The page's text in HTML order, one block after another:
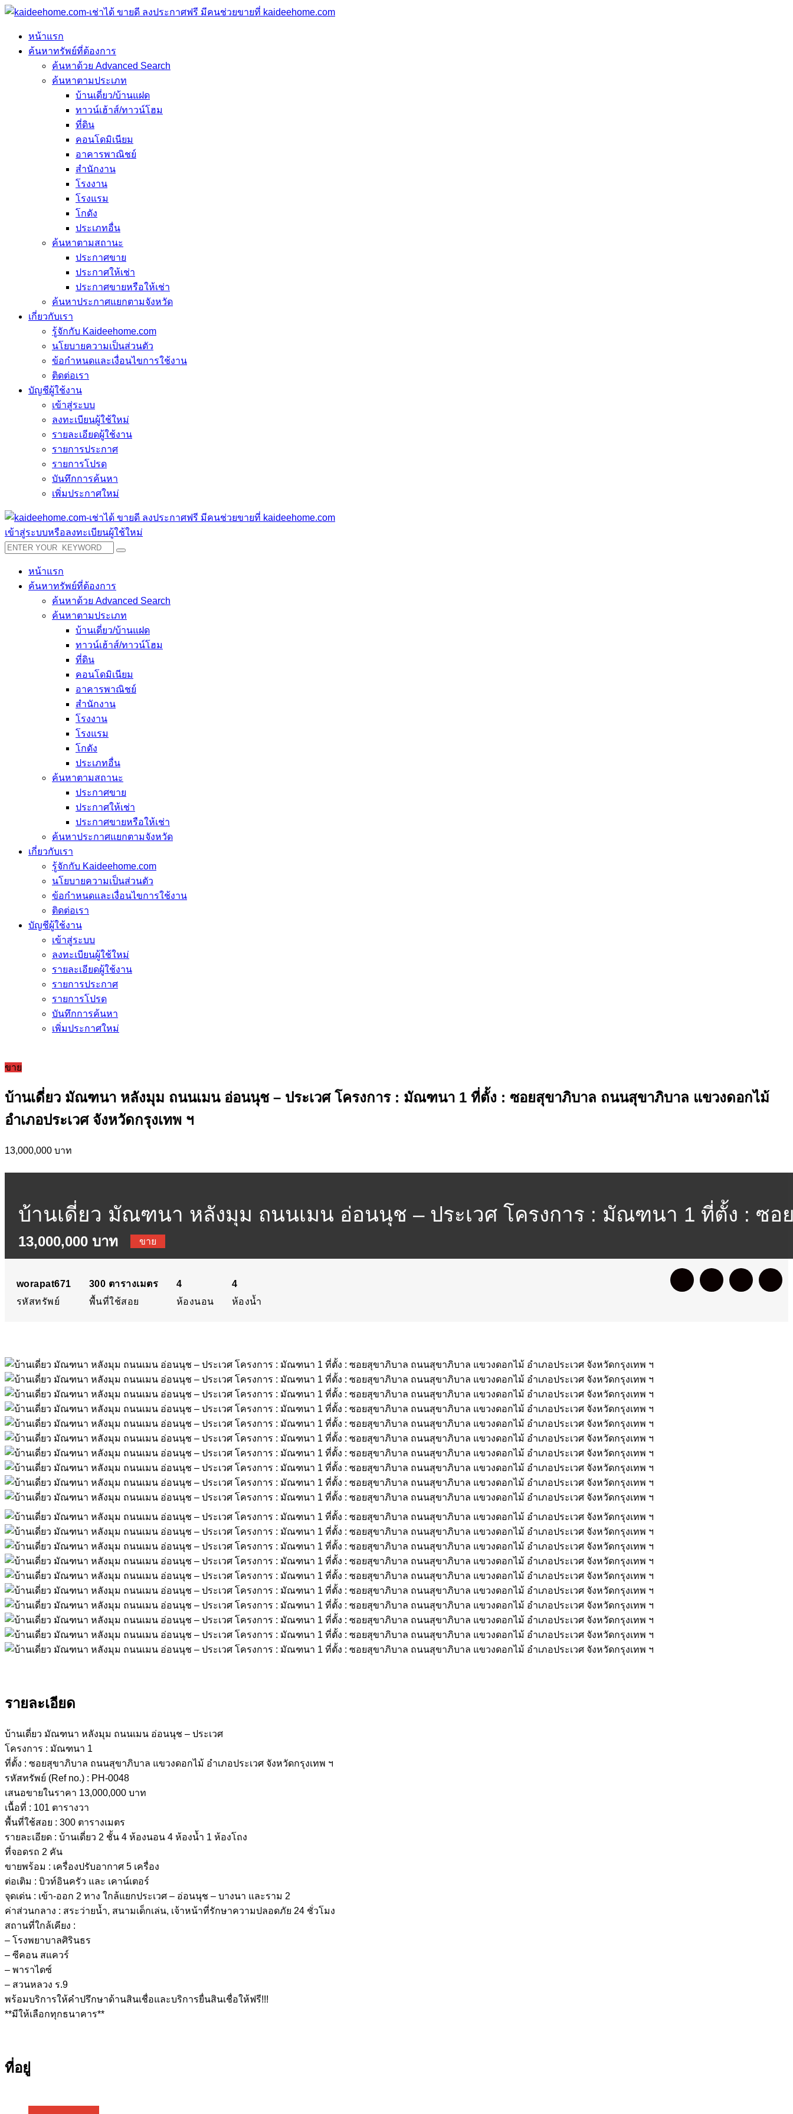
หน้าแรก
ค้นหาทรัพย์ที่ต้องการ
ค้นหาด้วย Advanced Search
ค้นหาตามประเภท
บ้านเดี่ยว/บ้านแฝด
ทาวน์เฮ้าส์/ทาวน์โฮม
ที่ดิน
คอนโดมิเนียม
อาคารพาณิชย์
สำนักงาน
โรงงาน
โรงแรม
โกดัง
ประเภทอื่น
ค้นหาตามสถานะ
ประกาศขาย
ประกาศให้เช่า
ประกาศขายหรือให้เช่า
ค้นหาประกาศแยกตามจังหวัด
เกี่ยวกับเรา
รู้จักกับ Kaideehome.com
นโยบายความเป็นส่วนตัว
ข้อกำหนดและเงื่อนไขการใช้งาน
ติดต่อเรา
บัญชีผู้ใช้งาน
เข้าสู่ระบบ
ลงทะเบียนผู้ใช้ใหม่
รายละเอียดผู้ใช้งาน
รายการประกาศ
รายการโปรด
บันทึกการค้นหา
เพิ่มประกาศใหม่
เข้าสู่ระบบหรือลงทะเบียนผู้ใช้ใหม่
หน้าแรก
ค้นหาทรัพย์ที่ต้องการ
ค้นหาด้วย Advanced Search
ค้นหาตามประเภท
บ้านเดี่ยว/บ้านแฝด
ทาวน์เฮ้าส์/ทาวน์โฮม
ที่ดิน
คอนโดมิเนียม
อาคารพาณิชย์
สำนักงาน
โรงงาน
โรงแรม
โกดัง
ประเภทอื่น
ค้นหาตามสถานะ
ประกาศขาย
ประกาศให้เช่า
ประกาศขายหรือให้เช่า
ค้นหาประกาศแยกตามจังหวัด
เกี่ยวกับเรา
รู้จักกับ Kaideehome.com
นโยบายความเป็นส่วนตัว
ข้อกำหนดและเงื่อนไขการใช้งาน
ติดต่อเรา
บัญชีผู้ใช้งาน
เข้าสู่ระบบ
ลงทะเบียนผู้ใช้ใหม่
รายละเอียดผู้ใช้งาน
รายการประกาศ
รายการโปรด
บันทึกการค้นหา
เพิ่มประกาศใหม่
ขาย
บ้านเดี่ยว มัณฑนา หลังมุม ถนนเมน อ่อนนุช – ประเวศ โครงการ : มัณฑนา 1 ที่ตั้ง : ซอยสุขาภิบาล ถนนสุขาภิบาล แขวงดอกไม้
อำเภอประเวศ จังหวัดกรุงเทพ ฯ
13,000,000 บาท
บ้านเดี่ยว มัณฑนา หลังมุม ถนนเมน อ่อนนุช – ประเวศ โครงการ : มัณฑนา 1 ที่ตั้ง : ซอ
สุขาภิบาล ถนนสุขาภิบาล แขวงดอกไม้ อำเภอประเวศ จังหวัดกรุงเทพ ฯ
13,000,000 บาท ขาย
worapat671
รหัสทรัพย์
300 ตารางเมตร
พื้นที่ใช้สอย
4
ห้องนอน
4
ห้องน้ำ
รายละเอียด
บ้านเดี่ยว มัณฑนา หลังมุม ถนนเมน อ่อนนุช – ประเวศ
โครงการ : มัณฑนา 1
ที่ตั้ง : ซอยสุขาภิบาล ถนนสุขาภิบาล แขวงดอกไม้ อำเภอประเวศ จังหวัดกรุงเทพ ฯ
รหัสทรัพย์ (Ref no.) : PH-0048
เสนอขายในราคา 13,000,000 บาท
เนื้อที่ : 101 ตารางวา
พื้นที่ใช้สอย : 300 ตารางเมตร
รายละเอียด : บ้านเดี่ยว 2 ชั้น 4 ห้องนอน 4 ห้องน้ำ 1 ห้องโถง
ที่จอดรถ 2 คัน
ขายพร้อม : เครื่องปรับอากาศ 5 เครื่อง
ต่อเติม : บิวท์อินครัว และ เคาน์เตอร์
จุดเด่น : เข้า-ออก 2 ทาง ใกล้แยกประเวศ – อ่อนนุช – บางนา และราม 2
ค่าส่วนกลาง : สระว่ายน้ำ, สนามเด็กเล่น, เจ้าหน้าที่รักษาความปลอดภัย 24 ชั่วโมง
สถานที่ใกล้เคียง :
– โรงพยาบาลศิรินธร
– ซีคอน สแควร์
– พาราไดซ์
– สวนหลวง ร.9
พร้อมบริการให้คำปรึกษาด้านสินเชื่อและบริการยื่นสินเชื่อให้ฟรี!!!
**มีให้เลือกทุกธนาคาร**
ที่อยู่